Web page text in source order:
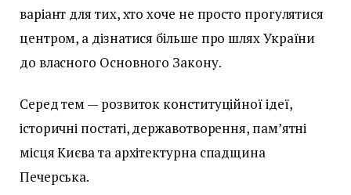
варіант для тих, хто хоче не просто прогулятися
центром, а дізнатися більше про шлях України
до власного Основного Закону.
Серед тем — розвиток конституційної ідеї,
історичні постаті, державотворення, пам’ятні
місця Києва та архітектурна спадщина
Печерська.